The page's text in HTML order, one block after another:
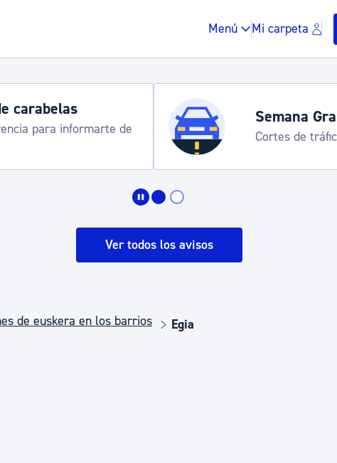
Menú Mi carpeta
Espacio público,
carabelas
para informarte de
Semana
Cortes de
Ver todos los avisos
de euskera en los barrios Egia